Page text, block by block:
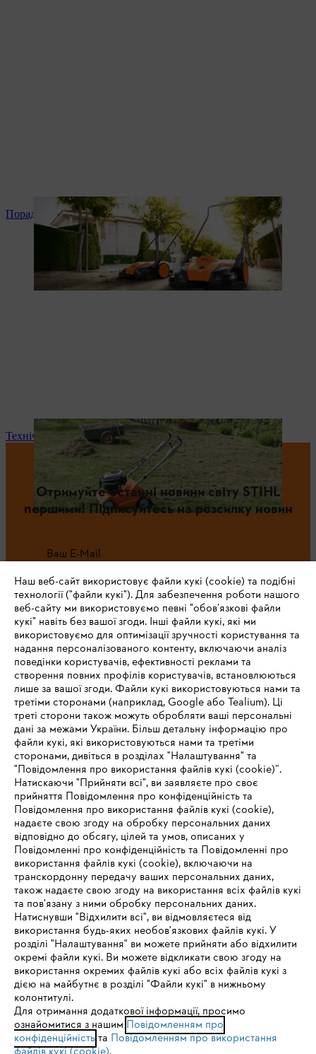
Поради та інструкція до продукту
Технічне обслуговування та ремонт
Отримуйте останні новини світу STIHL
першими! Підписуйтесь на розсилку новин
Ваш E-Mail
Зареєструватись зараз
#STIHL
Про компанію STIHL
Запитання та відповіді
Сервіс
Політика конфіденційності Вихідні дані Cookies
Юридична інформація
IHR BROWSER WIRD NICHT
UNTERSTÜTZT
Sie nutzen einen Browser, den wir noch nicht unterstützen. Für
eine optimale Nutzung unserer Seite empfehlen wir Ihnen, zu
einem der folgenden Browser zu wechseln:
Наш веб-сайт використовує файли кукі (cookie) та подібні
технології ("файли кукі"). Для забезпечення роботи нашого
веб-сайту ми використовуємо певні "обов’язкові файли
кукі" навіть без вашої згоди. Інші файли кукі, які ми
використовуємо для оптимізації зручності користування та
надання персоналізованого контенту, включаючи аналіз
поведінки користувачів, ефективності реклами та
створення повних профілів користувачів, встановлюються
лише за вашої згоди. Файли кукі використовуються нами та
третіми сторонами (наприклад, Google або Tealium). Ці
треті сторони також можуть обробляти ваші персональні
дані за межами України. Більш детальну інформацію про
файли кукі, які використовуються нами та третіми
сторонами, дивіться в розділах "Налаштування" та
"Повідомлення про використання файлів кукі (cookie)”.
Натискаючи "Прийняти всі", ви заявляєте про своє
прийняття Повідомлення про конфіденційність та
Повідомлення про використання файлів кукі (cookie),
надаєте свою згоду на обробку персональних даних
відповідно до обсягу, цілей та умов, описаних у
Повідомленні про конфіденційність та Повідомленні про
використання файлів кукі (cookie), включаючи на
транскордонну передачу ваших персональних даних,
також надаєте свою згоду на використання всіх файлів кукі
та пов'язану з ними обробку персональних даних.
Натиснувши "Відхилити всі", ви відмовляєтеся від
використання будь-яких необов'язкових файлів кукі. У
розділі "Налаштування" ви можете прийняти або відхилити
окремі файли кукі. Ви можете відкликати свою згоду на
використання окремих файлів кукі або всіх файлів кукі з
дією на майбутнє в розділі "Файли кукі" в нижньому
колонтитулі.
Для отримання додаткової інформації, просимо
ознайомитися з нашим Повідомленням про
конфіденційністьта Повідомленням про використання